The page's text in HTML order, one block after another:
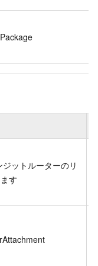
ットルーターのリ
す